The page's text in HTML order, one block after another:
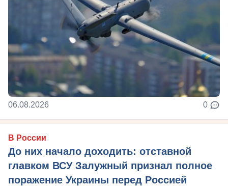
06.08.2026 0
В России
До них начало доходить: отставной
главком ВСУ Залужный признал полное
поражение Украины перед Россией